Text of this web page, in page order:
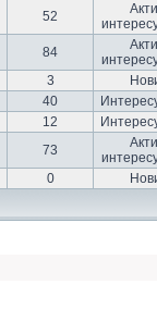
52
84
3
40
12
73
0